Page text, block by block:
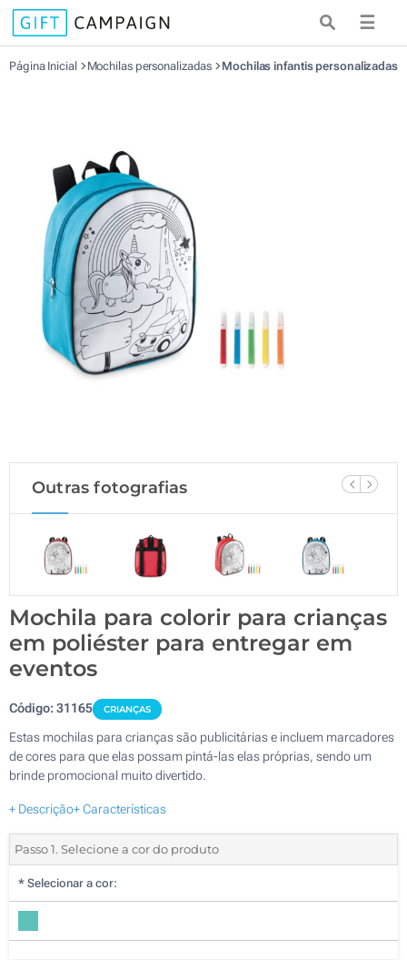
☰
Página Inicial Mochilas personalizadas Mochilas infantis personalizadas
Outras fotografias
Mochila para colorir para crianças
em poliéster para entregar em
eventos
Código:31165 CRIANÇAS
Estas mochilas para crianças são publicitárias e incluem marcadores
de cores para que elas possam pintá-las elas próprias, sendo um
brinde promocional muito divertido.
+ Descrição+ Características
Passo 1. Selecione a cor do produto
* Selecionar a cor: